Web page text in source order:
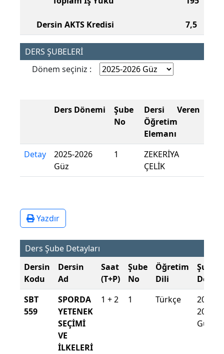
Dersin AKTS Kredisi 7,5
DERS ŞUBELERİ
Dönem seçiniz :
Ders Dönemi
Şube
No
Dersi Veren
Öğretim
Elemanı
Detay
2025-2026
Güz
1
ZEKERİYA
ÇELİK
Yazdır
Ders Şube Detayları
Dersin
Kodu
Dersin
Ad
Saat
(T+P)
Şube
No
Öğretim
Dili
Şube
SBT
559
SPORDA
YETENEK
SEÇİMİ
VE
İLKELERİ
1 + 2 1 Türkçe
2025-
2026
Güz